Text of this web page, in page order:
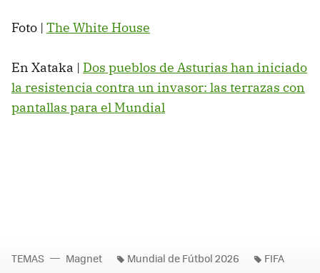
Foto | The White House
En Xataka | Dos pueblos de Asturias han iniciado
la resistencia contra un invasor: las terrazas con
pantallas para el Mundial
TEMAS Magnet Mundial de Fútbol 2026 FIFA